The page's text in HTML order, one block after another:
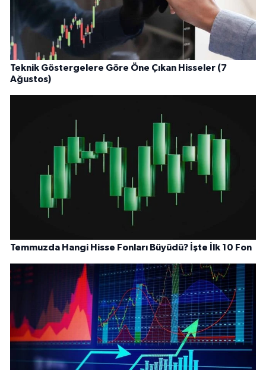
Teknik Göstergelere Göre Öne Çıkan Hisseler (7
Ağustos)
Temmuzda Hangi Hisse Fonları Büyüdü? İşte İlk 10 Fon